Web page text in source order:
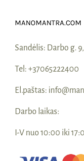
MANOMANTRA.COM
Sandėlis: Darbo g.
Tel: +37065222400
El.paštas:
Darbo laikas:
I-V nuo 10:00 iki